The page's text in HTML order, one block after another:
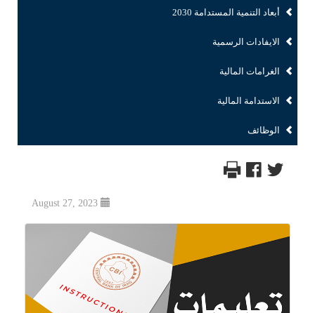
أبعاد التنمية المستدامة 2030
الايفادات الرسمية
الغرامات المالية
الاستدامة المالية
الوظائف